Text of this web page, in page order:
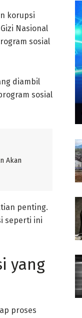
korupsi
Nasional
sosial
diambil
sosial
Akan
penting.
seperti ini
yang
proses